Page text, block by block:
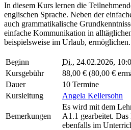
In diesem Kurs lernen die
englischen Sprache. Neben der
auch grammatikalische
einfache Kommunikation in
beispielsweise im Urlaub, ermöglichen.
Beginn Di., 24.02.2026,
Kursgebühr
88,00 € (80,00 €
Dauer
10 Termine
Kursleitung
Angela Kellersohn
Bemerkungen
Es wird mit dem
A1.1 gearbeitet.
ebenfalls im